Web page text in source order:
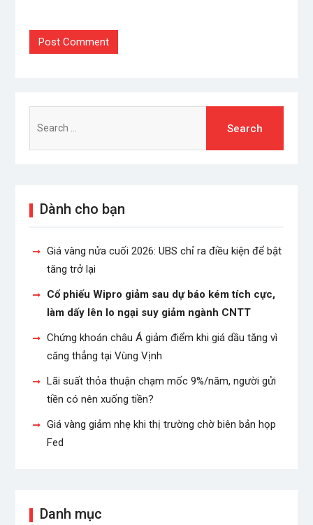
for:
Dành cho bạn
Giá vàng nửa cuối 2026: UBS chỉ ra điều kiện để bật
tăng trở lại
Cổ phiếu Wipro giảm sau dự báo kém tích cực,
làm dấy lên lo ngại suy giảm ngành CNTT
Chứng khoán châu Á giảm điểm khi giá dầu tăng vì
căng thẳng tại Vùng Vịnh
Lãi suất thỏa thuận chạm mốc 9%/năm, người gửi
tiền có nên xuống tiền?
Giá vàng giảm nhẹ khi thị trường chờ biên bản họp
Fed
Danh mục